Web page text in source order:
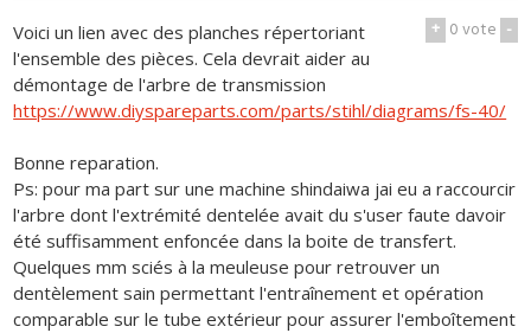
+ 0vote -
Voici un lien avec des planches répertoriant
l'ensemble des pièces. Cela devrait aider au
démontage de l'arbre de transmission
https://www.diyspareparts.com/parts/stihl/diagrams/fs-40/
Bonne reparation.
Ps: pour ma part sur une machine shindaiwa jai eu a raccourcir
l'arbre dont l'extrémité dentelée avait du s'user faute davoir
été suffisamment enfoncée dans la boite de transfert.
Quelques mm sciés à la meuleuse pour retrouver un
dentèlement sain permettant l'entraînement et opération
comparable sur le tube extérieur pour assurer l'emboîtement